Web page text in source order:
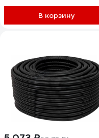
В корзину